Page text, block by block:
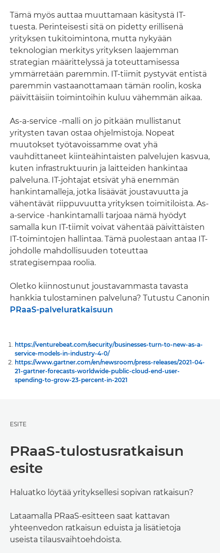
Tämä myös auttaa muuttamaan käsitystä IT-
tuesta. Perinteisesti sitä on pidetty erillisenä
yrityksen tukitoimintona, mutta nykyään
teknologian merkitys yrityksen laajemman
strategian määrittelyssä ja toteuttamisessa
ymmärretään paremmin. IT-tiimit pystyvät entistä
paremmin vastaanottamaan tämän roolin, koska
päivittäisiin toimintoihin kuluu vähemmän aikaa.
As-a-service -malli on jo pitkään mullistanut
yritysten tavan ostaa ohjelmistoja. Nopeat
muutokset työtavoissamme ovat yhä
vauhdittaneet kiinteähintaisten palvelujen kasvua,
kuten infrastruktuurin ja laitteiden hankintaa
palveluna. IT-johtajat etsivät yhä enemmän
hankintamalleja, jotka lisäävät joustavuutta ja
vähentävät riippuvuutta yrityksen toimitiloista. As-
a-service -hankintamalli tarjoaa nämä hyödyt
samalla kun IT-tiimit voivat vähentää päivittäisten
IT-toimintojen hallintaa. Tämä puolestaan antaa IT-
johdolle mahdollisuuden toteuttaa
strategisempaa roolia.
Oletko kiinnostunut joustavammasta tavasta
hankkia tulostaminen palveluna? Tutustu Canonin
PRaaS-palveluratkaisuun
https://venturebeat.com/security/businesses-turn-to-new-as-a-
service-models-in-industry-4-0/
https://www.gartner.com/en/newsroom/press-releases/2021-04-
21-gartner-forecasts-worldwide-public-cloud-end-user-
spending-to-grow-23-percent-in-2021
ESITE
PRaaS-tulostusratkaisun
esite
Haluatko löytää yrityksellesi sopivan ratkaisun?
Lataamalla PRaaS-esitteen saat kattavan
yhteenvedon ratkaisun eduista ja lisätietoja
useista tilausvaihtoehdoista.